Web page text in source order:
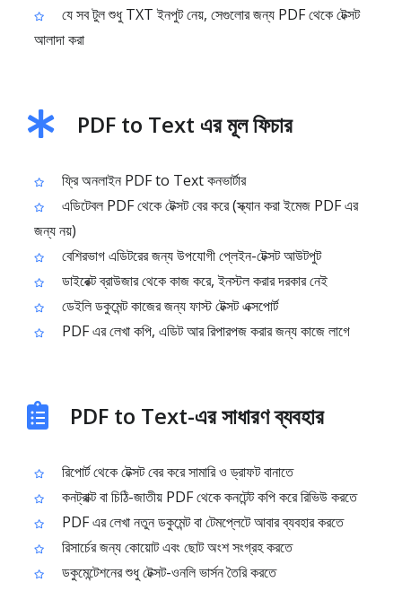
যে সব টুল শুধু TXT ইনপুট নেয়, সেগুলোর জন্য PDF থেকে টেক্সট
আলাদা করা
PDF to Text এর মূল ফিচার
ফ্রি অনলাইন PDF to Text কনভার্টার
এডিটেবল PDF থেকে টেক্সট বের করে (স্ক্যান করা ইমেজ PDF এর
জন্য নয়)
বেশিরভাগ এডিটরের জন্য উপযোগী প্লেইন-টেক্সট আউটপুট
ডাইরেক্ট ব্রাউজার থেকে কাজ করে, ইনস্টল করার দরকার নেই
ডেইলি ডকুমেন্ট কাজের জন্য ফাস্ট টেক্সট এক্সপোর্ট
PDF এর লেখা কপি, এডিট আর রিপারপজ করার জন্য কাজে লাগে
PDF to Text-এর সাধারণ ব্যবহার
রিপোর্ট থেকে টেক্সট বের করে সামারি ও ড্রাফট বানাতে
কনট্রাক্ট বা চিঠি-জাতীয় PDF থেকে কনটেন্ট কপি করে রিভিউ করতে
PDF এর লেখা নতুন ডকুমেন্ট বা টেমপ্লেটে আবার ব্যবহার করতে
রিসার্চের জন্য কোয়োট এবং ছোট অংশ সংগ্রহ করতে
ডকুমেন্টেশনের শুধু টেক্সট-ওনলি ভার্সন তৈরি করতে